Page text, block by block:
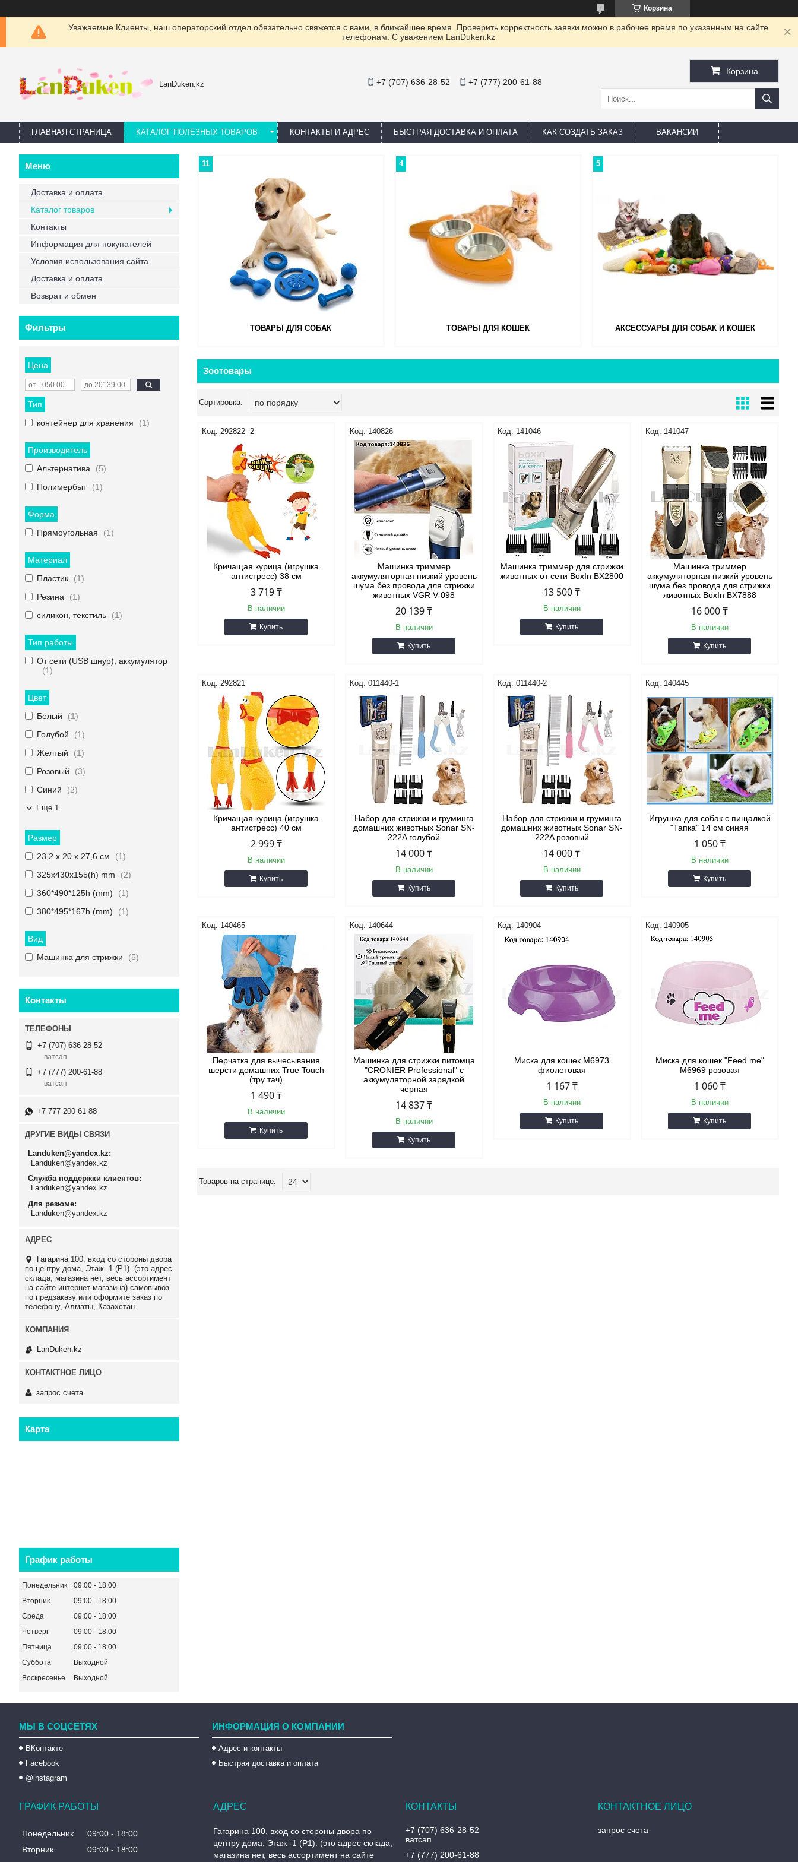
Корзина
Уважаемые Клиенты, наш операторский отдел обязательно свяжется с вами, в ближайшее время. Проверить корректность заявки можно в рабочее время по указанным на сайте
телефонам. С уважением LanDuken.kz
LanDuken.kz +7 (707) 636-28-52 +7 (777) 200-61-88
Корзина
ГЛАВНАЯ СТРАНИЦА КАТАЛОГ ПОЛЕЗНЫХ ТОВАРОВ КОНТАКТЫ И АДРЕС БЫСТРАЯ ДОСТАВКА И ОПЛАТА КАК СОЗДАТЬ ЗАКАЗ ВАКАНСИИ
ТОВАРЫ ДЛЯ СОБАК
11
ТОВАРЫ ДЛЯ КОШЕК
4
АКСЕССУАРЫ ДЛЯ СОБАК И КОШЕК
5
Зоотовары
292822 -2
Кричащая курица (игрушка
антистресс) 38 см
3 719 ₸
В наличии
Купить
140826
Машинка триммер
аккумуляторная низкий уровень
шума без провода для стрижки
животных VGR V-098
20 139 ₸
В наличии
Купить
141046
Машинка триммер для стрижки
животных от сети BoxIn BX2800
13 500 ₸
В наличии
Купить
141047
Машинка триммер
аккумуляторная низкий уровень
шума без провода для стрижки
животных BoxIn BX7888
16 000 ₸
В наличии
Купить
292821
Кричащая курица (игрушка
антистресс) 40 см
2 999 ₸
В наличии
Купить
011440-1
Набор для стрижки и груминга
домашних животных Sonar SN-
222A голубой
14 000 ₸
В наличии
Купить
011440-2
Набор для стрижки и груминга
домашних животных Sonar SN-
222A розовый
14 000 ₸
В наличии
Купить
140445
Игрушка для собак с пищалкой
"Тапка" 14 см синяя
1 050 ₸
В наличии
Купить
140465
Перчатка для вычесывания
шерсти домашних True Touch
(тру тач)
1 490 ₸
В наличии
Купить
140644
Машинка для стрижки питомца
"CRONIER Professional" с
аккумуляторной зарядкой
черная
14 837 ₸
В наличии
Купить
140904
Миска для кошек М6973
фиолетовая
1 167 ₸
В наличии
Купить
140905
Миска для кошек "Feed me"
М6969 розовая
1 060 ₸
В наличии
Купить
Доставка и оплата
Каталог товаров
Контакты
Информация для покупателей
Условия использования сайта
Доставка и оплата
Возврат и обмен
Фильтры
Цена
Тип
контейнер для хранения
1
Производитель
Альтернатива
5
Полимербыт
1
Форма
Прямоугольная
1
Материал
Пластик
1
Резина
1
силикон, текстиль
1
Тип работы
От сети (USB шнур), аккумулятор
1
Цвет
Белый
1
Голубой
1
Желтый
1
Розовый
3
Синий
2
Еще 1
Размер
23,2 х 20 х 27,6 см
1
325x430x155(h) mm
2
360*490*125h (mm)
1
380*495*167h (mm)
1
Вид
Машинка для стрижки
5
Контакты
+7 (707) 636-28-52
ватсап
+7 (777) 200-61-88
ватсап
+7 777 200 61 88
ДРУГИЕ ВИДЫ СВЯЗИ
Landuken@yandex.kz
Landuken@yandex.kz
Служба поддержки клиентов
Landuken@yandex.kz
Для резюме
Landuken@yandex.kz
Гагарина 100, вход со стороны двора
по центру дома, Этаж -1 (P1). (это адрес
склада, магазина нет, весь ассортимент
на сайте интернет-магазина) самовывоз
по предзаказу или оформите заказ по
телефону, Алматы, Казахстан
LanDuken.kz
запрос счета
Карта
График работы
Понедельник 09:00
18:00
Вторник
09:00
18:00
Среда
09:00
18:00
Четверг
09:00
18:00
Пятница
09:00
18:00
Суббота
Выходной
Воскресенье
Выходной
МЫ В СОЦСЕТЯХ
ВКонтакте
Facebook
@instagram
ИНФОРМАЦИЯ О КОМПАНИИ
Адрес и контакты
Быстрая доставка и оплата
ГРАФИК РАБОТЫ
Понедельник 09:00
18:00
Вторник
09:00
18:00
Гагарина 100, вход со стороны двора по
центру дома, Этаж -1 (P1). (это адрес склада,
магазина нет, весь ассортимент на сайте
+7 (707) 636-28-52
ватсап
+7 (777) 200-61-88
запрос счета